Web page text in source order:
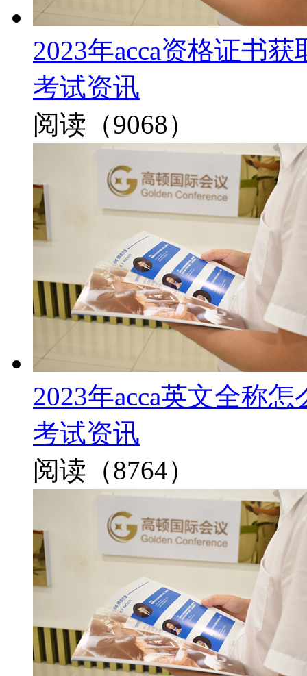
2023年acca资格证书
考试资讯
阅读（9068）
2023年acca英文全称
考试资讯
阅读（8764）